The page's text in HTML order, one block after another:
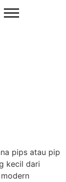
pips atau pip
kecil dari